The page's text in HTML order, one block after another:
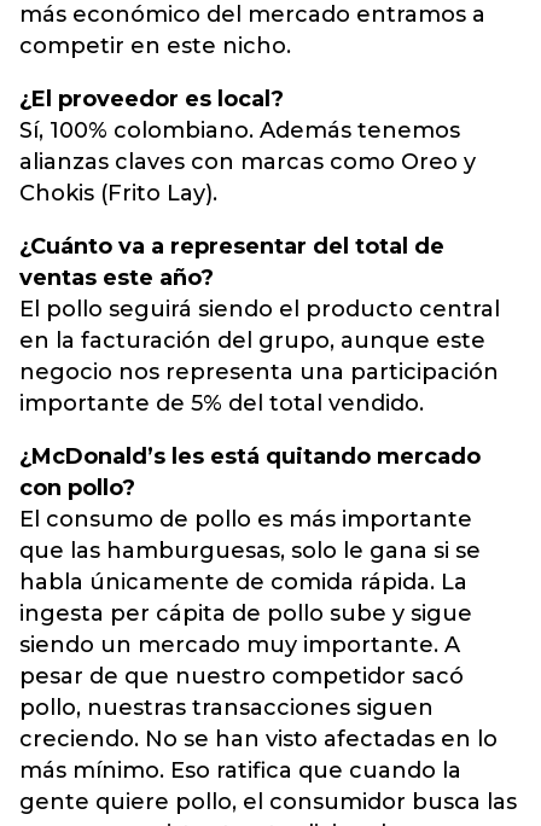
más económico del mercado entramos a
competir en este nicho.
¿El proveedor es local?
Sí, 100% colombiano. Además tenemos
alianzas claves con marcas como Oreo y
Chokis (Frito Lay).
¿Cuánto va a representar del total de
ventas este año?
El pollo seguirá siendo el producto central
en la facturación del grupo, aunque este
negocio nos representa una participación
importante de 5% del total vendido.
¿McDonald’s les está quitando mercado
con pollo?
El consumo de pollo es más importante
que las hamburguesas, solo le gana si se
habla únicamente de comida rápida. La
ingesta per cápita de pollo sube y sigue
siendo un mercado muy importante. A
pesar de que nuestro competidor sacó
pollo, nuestras transacciones siguen
creciendo. No se han visto afectadas en lo
más mínimo. Eso ratifica que cuando la
gente quiere pollo, el consumidor busca las